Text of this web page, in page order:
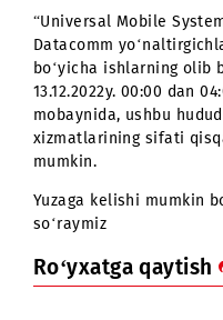
Hurmatli abonentlar!
“Universal Mobile
Datacomm
bo‘yicha ishlarning
13.12.2022y. 00:00
xizmatlarining sifati
mumkin.
Yuzaga kelishi